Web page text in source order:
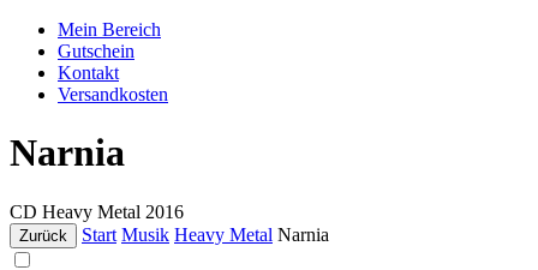
Mein Bereich
Gutschein
Kontakt
Versandkosten
Narnia
CD Heavy Metal 2016
Zurück Start Musik Heavy Metal Narnia